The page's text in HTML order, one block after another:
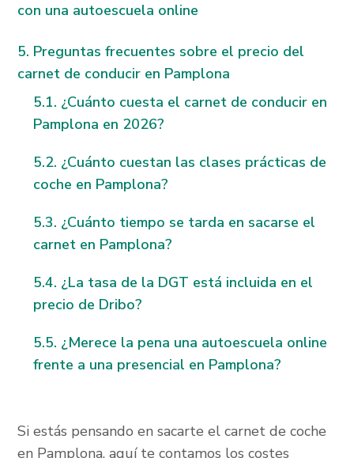
con una autoescuela online
Preguntas frecuentes sobre el precio del
carnet de conducir en Pamplona
¿Cuánto cuesta el carnet de conducir en
Pamplona en 2026?
¿Cuánto cuestan las clases prácticas de
coche en Pamplona?
¿Cuánto tiempo se tarda en sacarse el
carnet en Pamplona?
¿La tasa de la DGT está incluida en el
precio de Dribo?
¿Merece la pena una autoescuela online
frente a una presencial en Pamplona?
Si estás pensando en sacarte el carnet de coche
en Pamplona, aquí te contamos los costes